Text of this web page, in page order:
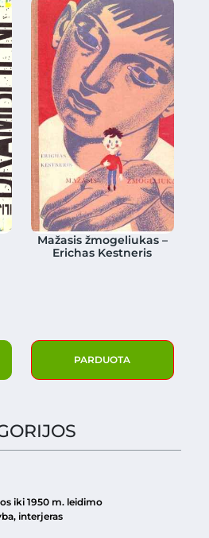
Mažasis žmogeliukas –
Erichas Kestneris
PARDUOTA
iki 1950 m. leidimo
interjeras